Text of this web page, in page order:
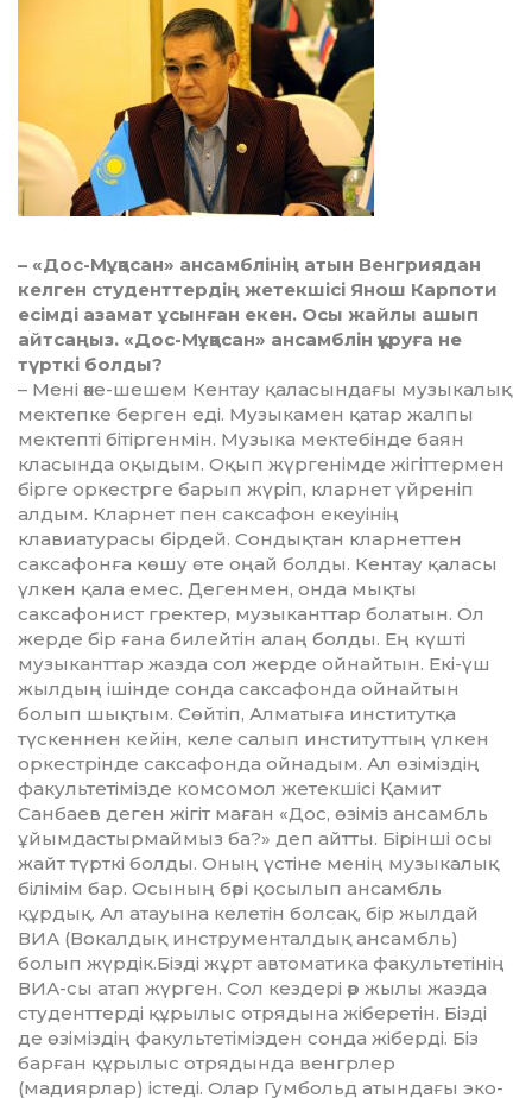
– «Дос-Мұқасан» ансамблінің атын Венгриядан
келген сту­дент­тер­дің жетекшісі Янош Карпоти
есім­­ді азамат ұсынған екен. Осы жай­­лы ашып
айтсаңыз. «Дос-Мұ­қа­сан» ансамблін құруға не
түрткі бол­­ды?
– Мені әке-шешем Кентау қа­ла­­­сындағы музыкалық
мектепке бер­ген еді. Музыкамен қатар жалпы
мек­теп­ті бітіргенмін. Музыка мек­те­бін­­де баян
класында оқыдым. Оқып жүргенімде жігіттермен
бір­ге оркестрге барып жүріп, кларнет үй­реніп
алдым. Кларнет пен сакса­фон екеуінің
клавиатурасы бірдей. Сон­дықтан кларнеттен
саксафонға көшу өте оңай болды. Кентау қала­сы
үлкен қала емес. Дегенмен, онда мықты
саксафонист гректер, музыканттар болатын. Ол
жерде бір ға­на билейтін алаң болды. Ең күш­ті
музыканттар жазда сол жерде ойнайтын. Екі-үш
жылдың ішінде сон­да саксафонда ойнайтын
болып шықтым. Сөйтіп, Алматыға инсти­тут­қа
түскеннен кейін, келе салып инс­титуттың үлкен
оркестрінде сак­сафонда ойнадым. Ал өзіміздің
фа­культетімізде комсомол же­тек­шісі Қамит
Санбаев деген жігіт ­ма­ған «Дос, өзіміз ансамбль
ұйым­дас­тырмаймыз ба?» деп айтты. Бірінші осы
жайт түрткі болды. Оның үс­тіне менің музыкалық
білімім бар. Осының бәрі қосылып ансамбль
құрдық. Ал атауына келетін болсақ, бір жылдай
ВИА (Вокалдық инст­ру­менталдық ансамбль)
болып жүрдік.Бізді жұрт автоматика фа­куль­тетінің
ВИА-сы атап жүрген. Сол кездері әр жылы жазда
студент­терді құрылыс отрядына жіберетін. Бізді
де өзіміздің факультетімізден сонда жіберді. Біз
барған құрылыс отря­дында венгрлер
(мадиярлар) іс­теді. Олар Гумбольд атындағы эко­